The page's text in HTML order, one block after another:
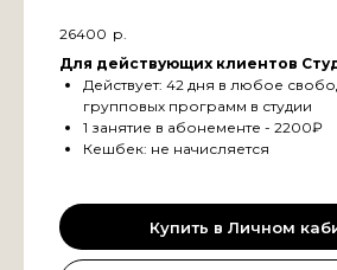
26400 р.
Для действующих клиентов
Действует: 42 дня в любое
групповых программ в студии
1 занятие в абонементе - 2200₽
Кешбек: не начисляется
Купить в Личном